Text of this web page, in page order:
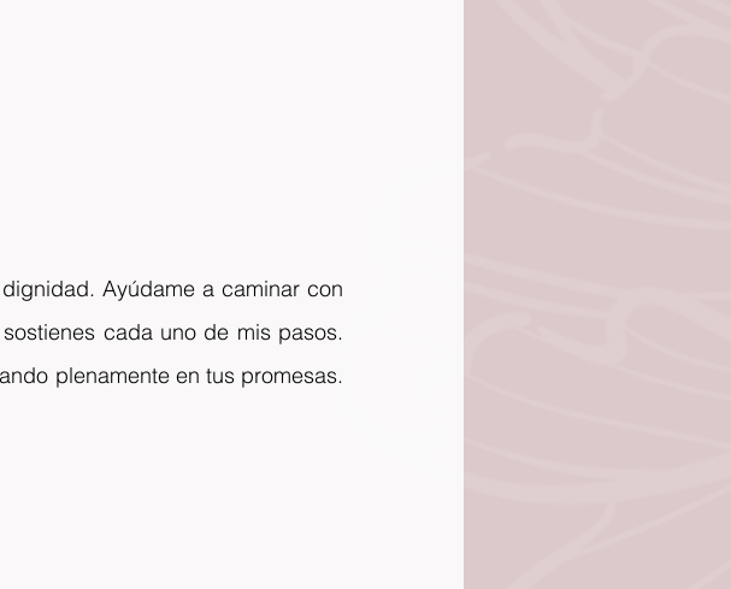
Ayúdame a caminar con
cada uno de mis pasos.
plenamente en tus promesas.